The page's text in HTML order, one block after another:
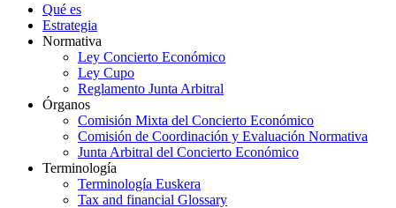
Qué es
Estrategia
Normativa
Ley Concierto Económico
Ley Cupo
Reglamento Junta Arbitral
Órganos
Comisión Mixta del Concierto Económico
Comisión de Coordinación y Evaluación Normativa
Junta Arbitral del Concierto Económico
Terminología
Terminología Euskera
Tax and financial Glossary